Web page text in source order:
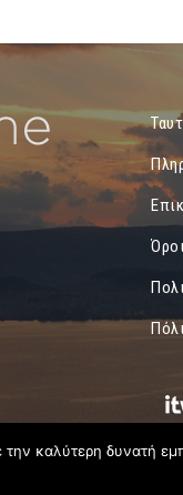
καλύτερη δυνατή